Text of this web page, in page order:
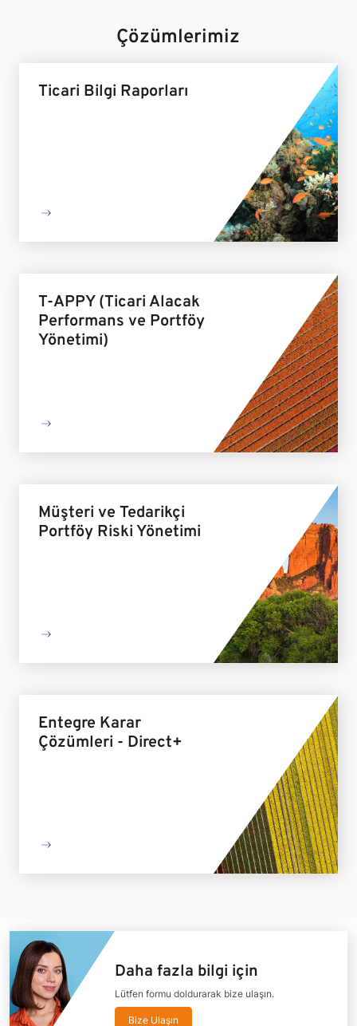
Çözümlerimiz
Ticari Bilgi Raporları
T-APPY (Ticari Alacak
Performans ve Portföy
Yönetimi)
Müşteri ve Tedarikçi
Portföy Riski Yönetimi
Entegre Karar
Çözümleri - Direct+
Daha fazla bilgi için
Lütfen formu doldurarak bize ulaşın.
Bize Ulaşın